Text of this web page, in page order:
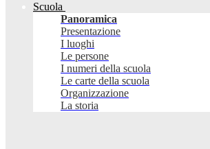
Scuola
Panoramica
Presentazione
I luoghi
Le persone
I numeri della scuola
Le carte della scuola
Organizzazione
La storia